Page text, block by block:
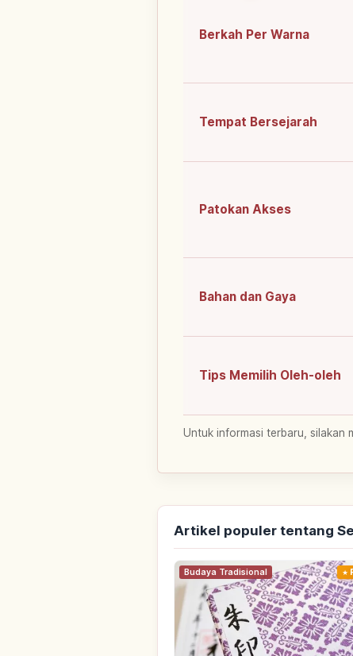
Berkah Per Warna
Tempat Bersejarah
Patokan Akses
Bahan dan Gaya
Tips Memilih Oleh-oleh
Untuk informasi terbaru, silakan
Artikel populer tentang
Budaya Tradisional